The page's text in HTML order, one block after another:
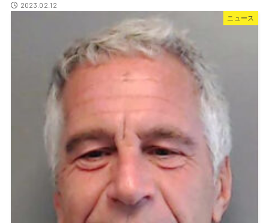
2023.02.12
ニュース